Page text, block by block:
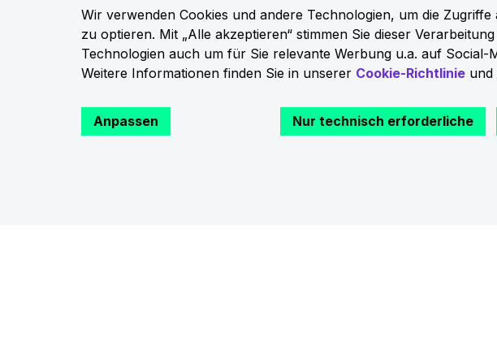
Wir verwenden Cookies und andere Technologien, um die
zu optieren. Mit „Alle akzeptieren“ stimmen Sie dieser
Technologien auch um für Sie relevante Werbung u.a. auf Social-
Weitere Informationen finden Sie in unserer Cookie-Richtlinie und
Anpassen Nur technisch erforderliche